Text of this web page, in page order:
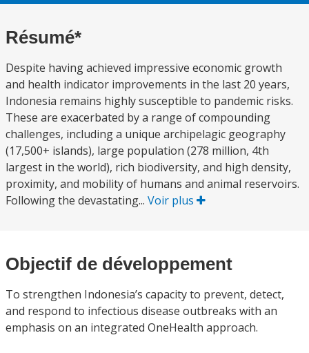
Résumé*
Despite having achieved impressive economic growth
and health indicator improvements in the last 20 years,
Indonesia remains highly susceptible to pandemic risks.
These are exacerbated by a range of compounding
challenges, including a unique archipelagic geography
(17,500+ islands), large population (278 million, 4th
largest in the world), rich biodiversity, and high density,
proximity, and mobility of humans and animal reservoirs.
Following the devastating... Voir plus
Objectif de développement
To strengthen Indonesia’s capacity to prevent, detect,
and respond to infectious disease outbreaks with an
emphasis on an integrated OneHealth approach.